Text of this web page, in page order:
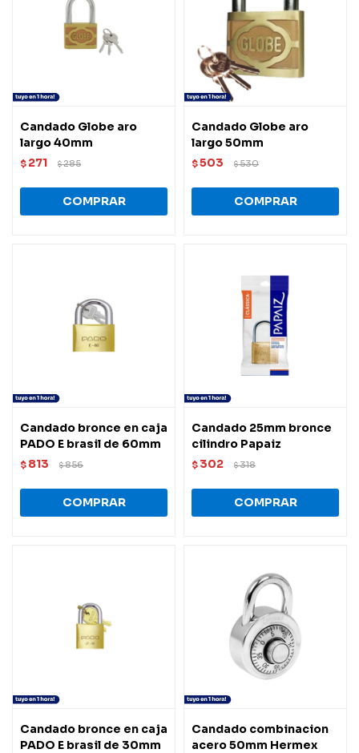
Candado Globe aro
largo 40mm
$ 271 $285
Candado Globe aro
largo 50mm
$503 $530
Candado bronce en caja
PADO E brasil de 60mm
$ 813 $856
Candado 25mm bronce
cilindro Papaiz
$ 302 $318
Candado bronce en caja
PADO E brasil de 30mm
Candado combinacion
acero 50mm Hermex